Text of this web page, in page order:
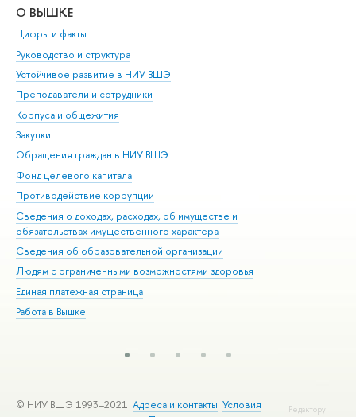
О ВЫШКЕ
Цифры и факты
Руководство и структура
Устойчивое развитие в НИУ ВШЭ
Преподаватели и сотрудники
Корпуса и общежития
Закупки
Обращения граждан в НИУ ВШЭ
Фонд целевого капитала
Противодействие коррупции
Сведения о доходах, расходах, об имуществе и
обязательствах имущественного характера
Сведения об образовательной организации
Людям с ограниченными возможностями здоровья
Единая платежная страница
Работа в Вышке
Редактору
© НИУ ВШЭ 1993–2021 Адреса и контакты Условия